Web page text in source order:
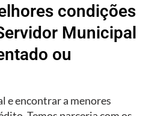
condições
Municipal
ou
e encontrar a menores